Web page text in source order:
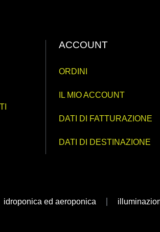
ACCOUNT
ORDINI
IL MIO ACCOUNT
DATI DI FATTURAZIONE
DATI DI DESTINAZIONE
idroponica ed aeroponica